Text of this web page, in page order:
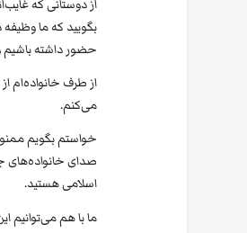
از دوستانی که
بگویید که ما
حضور داشته باشیم و
از طرف خانواده‌ام
می‌کنم.
خواستم بگویم
صدای خانواده‌های
اسلامی هستید.
ما با هم می‌توانیم